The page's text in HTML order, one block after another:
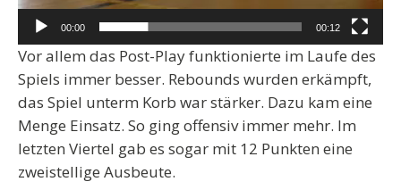
00:00 00:12
Vor allem das Post-Play funktionierte im Laufe des
Spiels immer besser. Rebounds wurden erkämpft,
das Spiel unterm Korb war stärker. Dazu kam eine
Menge Einsatz. So ging offensiv immer mehr. Im
letzten Viertel gab es sogar mit 12 Punkten eine
zweistellige Ausbeute.